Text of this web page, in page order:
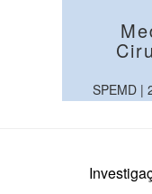
SPEMD |